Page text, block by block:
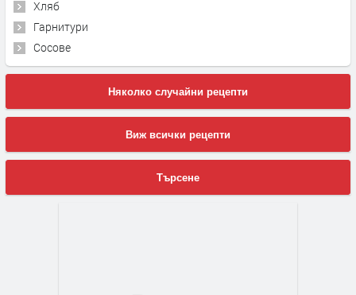
Хляб
Гарнитури
Сосове
Няколко случайни рецепти
Виж всички рецепти
Търсене